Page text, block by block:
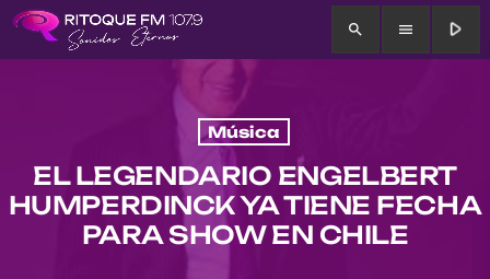
search menu play_arrow
Música
EL LEGENDARIO ENGELBERT
HUMPERDINCK YA TIENE FECHA
PARA SHOW EN CHILE